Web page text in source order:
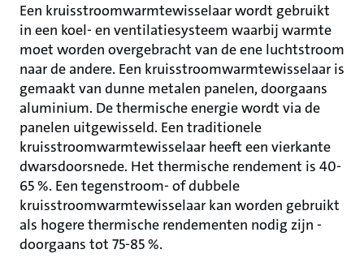
Een kruisstroomwarmtewisselaar wordt gebruikt
in een koel- en ventilatiesysteem waarbij warmte
moet worden overgebracht van de ene luchtstroom
naar de andere. Een kruisstroomwarmtewisselaar is
gemaakt van dunne metalen panelen, doorgaans
aluminium. De thermische energie wordt via de
panelen uitgewisseld. Een traditionele
kruisstroomwarmtewisselaar heeft een vierkante
dwarsdoorsnede. Het thermische rendement is 40-
65 %. Een tegenstroom- of dubbele
kruisstroomwarmtewisselaar kan worden gebruikt
als hogere thermische rendementen nodig zijn -
doorgaans tot 75-85 %.